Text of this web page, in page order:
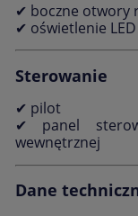
✔ boczne otwory
✔ oświetlenie
Sterowanie
✔ pilot
✔ panel
wewnętrznej
Dane